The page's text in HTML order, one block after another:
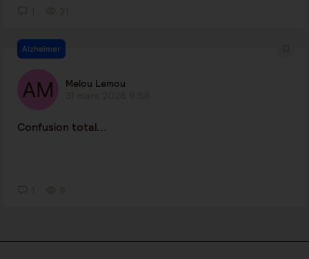
Alzheimer
Melou Lemou
Confusion total...